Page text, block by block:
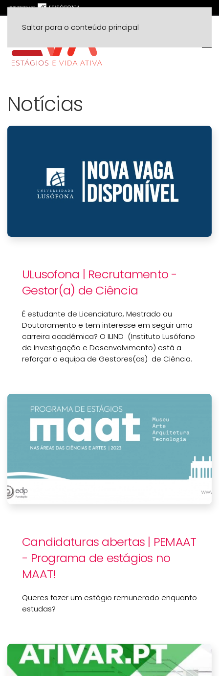
Saltar para o conteúdo principal
Notícias
ULusofona | Recrutamento -
Gestor(a) de Ciência
É estudante de Licenciatura, Mestrado ou
Doutoramento e tem interesse em seguir uma
carreira académica? O ILIND (Instituto Lusófono
de Investigação e Desenvolvimento) está a
reforçar a equipa de Gestores(as) de Ciência.
Candidaturas abertas | PEMAAT
- Programa de estágios no
MAAT!
Queres fazer um estágio remunerado enquanto
estudas?